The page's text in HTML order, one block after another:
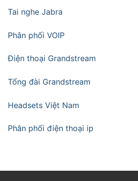
Tai nghe Jabra
Phân phối VOIP
Điện thoại Grandstream
Tổng đài Grandstream
Headsets Việt Nam
Phân phối điện thoại ip